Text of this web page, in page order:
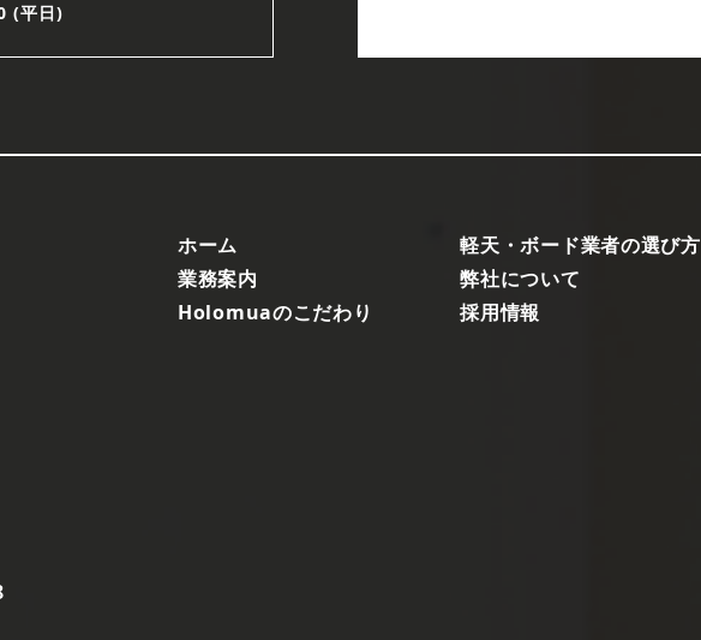
(平日)
ホーム
業務案内
Holomuaのこだわり
軽天・ボード業者の選び方
弊社について
採用情報